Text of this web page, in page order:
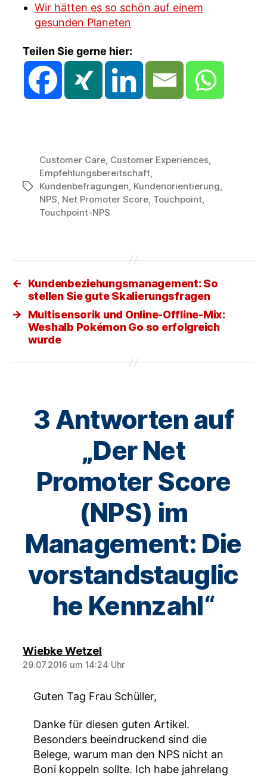
Wir hätten es so schön auf einem
gesunden Planeten
Teilen Sie gerne hier:
Schlagwörter
Customer Care, Customer Experiences,
Empfehlungsbereitschaft,
Kundenbefragungen, Kundenorientierung,
NPS, Net Promoter Score, Touchpoint,
Touchpoint-NPS
←
Kundenbeziehungsmanagement: So
stellen Sie gute Skalierungsfragen
→
Multisensorik und Online-Offline-Mix:
Weshalb Pokémon Go so erfolgreich
wurde
3 Antworten auf
„Der Net
Promoter Score
(NPS) im
Management: Die
vorstandstauglic
he Kennzahl“
Wiebke Wetzel
29.07.2016 um 14:24 Uhr
Guten Tag Frau Schüller,
Danke für diesen guten Artikel.
Besonders beeindruckend sind die
Belege, warum man den NPS nicht an
Boni koppeln sollte. Ich habe jahrelang